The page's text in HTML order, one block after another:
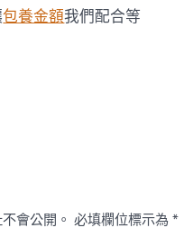
包養金額我們配合等
會公開。 必填欄位標示為*